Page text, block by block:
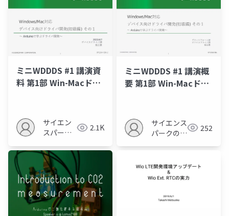
ミニWDDDS #1 講演資
料 第1部 Win-Macドラ
サイエン
スパーク
2.1K
ミニWDDDS #1 講演概
要 第1部 Win-Macドラ
サイエンス
パークの勉
252